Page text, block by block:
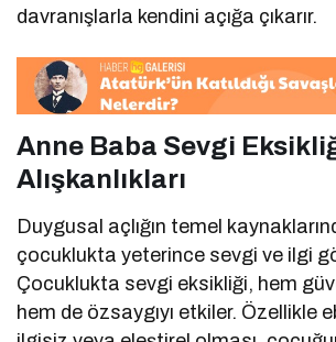
davranışlarla kendini açığa çıkarır.
Anne Baba Sevgi
Alışkanlıkları
Duygusal açlığın temel
çocuklukta yeterince sevgi ve ilgi
Çocuklukta sevgi eksikliği, hem
hem de özsaygıyı etkiler. Özellikle